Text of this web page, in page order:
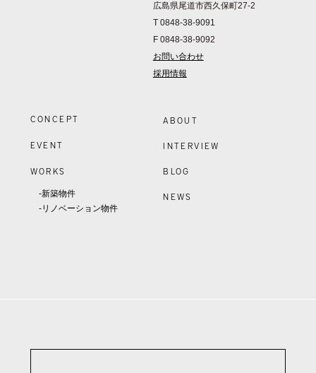
広島県尾道市西久保町27-2
T 0848-38-9091
F 0848-38-9092
お問い合わせ
採用情報
CONCEPT
EVENT
WORKS
-新築物件
-リノベーション物件
ABOUT
INTERVIEW
BLOG
NEWS